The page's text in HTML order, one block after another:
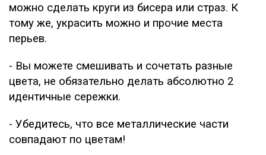
можно сделать круги из бисера или страз. К
тому же, украсить можно и прочие места
перьев.
- Вы можете смешивать и сочетать разные
цвета, не обязательно делать абсолютно 2
идентичные сережки.
- Убедитесь, что все металлические части
совпадают по цветам!